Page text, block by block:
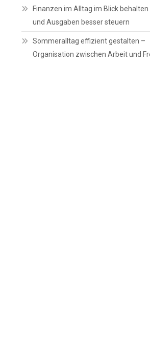
Finanzen im Alltag im Blick
und Ausgaben besser steuern
Sommeralltag effizient gestalten –
Organisation zwischen Arbeit und